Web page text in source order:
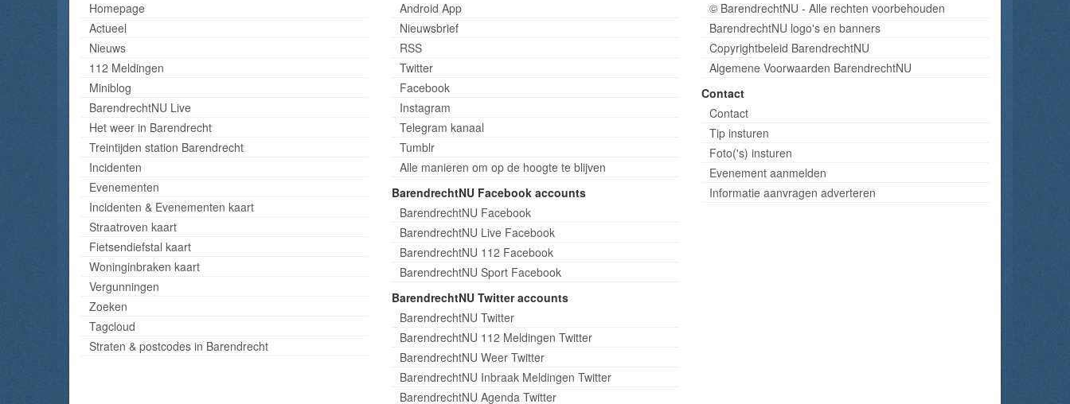
Homepage
Actueel
Nieuws
112 Meldingen
Miniblog
BarendrechtNU Live
Het weer in Barendrecht
Treintijden station Barendrecht
Incidenten
Evenementen
Incidenten & Evenementen kaart
Straatroven kaart
Fietsendiefstal kaart
Woninginbraken kaart
Vergunningen
Zoeken
Tagcloud
Straten & postcodes in Barendrecht
Android App
Nieuwsbrief
RSS
Twitter
Facebook
Instagram
Telegram kanaal
Tumblr
Alle manieren om op de hoogte te blijven
BarendrechtNU Facebook accounts
BarendrechtNU Facebook
BarendrechtNU Live Facebook
BarendrechtNU 112 Facebook
BarendrechtNU Sport Facebook
BarendrechtNU Twitter accounts
BarendrechtNU Twitter
BarendrechtNU 112 Meldingen Twitter
BarendrechtNU Weer Twitter
BarendrechtNU Inbraak Meldingen Twitter
BarendrechtNU Agenda Twitter
© BarendrechtNU - Alle rechten voorbehouden
BarendrechtNU logo's en banners
Copyrightbeleid BarendrechtNU
Algemene Voorwaarden BarendrechtNU
Contact
Contact
Tip insturen
Foto('s) insturen
Evenement aanmelden
Informatie aanvragen adverteren